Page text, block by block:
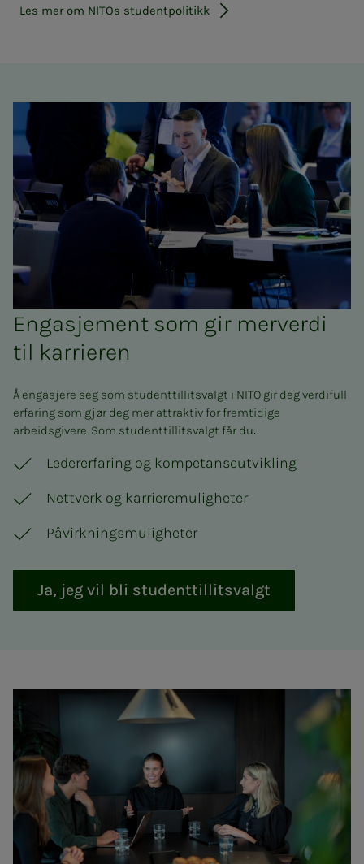
Les mer om NITOs studentpolitikk
Engasjement som gir merverdi
til karrieren
Å engasjere seg som studenttillitsvalgt i NITO gir deg verdifull
erfaring som gjør deg mer attraktiv for fremtidige
arbeidsgivere. Som studenttillitsvalgt får du:
Ledererfaring og kompetanseutvikling
Nettverk og karrieremuligheter
Påvirkningsmuligheter
Ja, jeg vil bli studenttillitsvalgt